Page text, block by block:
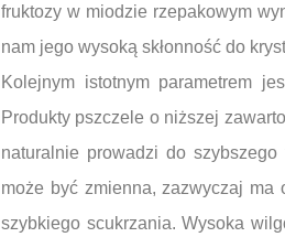
fruktozy w miodzie rzepakowym
nam jego wysoką skłonność do
Kolejnym istotnym parametrem
Produkty pszczele o niższej
naturalnie prowadzi do
może być zmienna, zazwyczaj
szybkiego scukrzania. Wysoka